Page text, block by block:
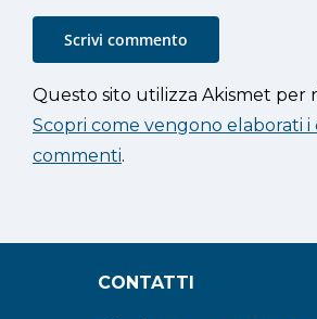
Questo sito utilizza Akismet per
Scopri come vengono elaborati i
commenti.
CONTATTI